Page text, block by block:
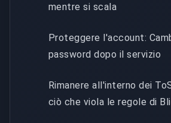
mentre si scala
Proteggere l'account:
password dopo il servizio
Rimanere all'interno dei
ciò che viola le regole di